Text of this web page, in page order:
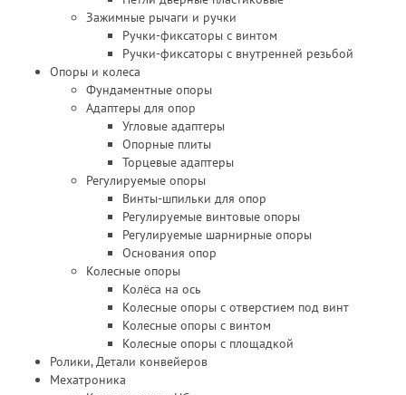
Зажимные рычаги и ручки
Ручки-фиксаторы c винтом
Ручки-фиксаторы c внутренней резьбой
Опоры и колеса
Фундаментные опоры
Адаптеры для опор
Угловые адаптеры
Опорные плиты
Торцевые адаптеры
Регулируемые опоры
Винты-шпильки для опор
Регулируемые винтовые опоры
Регулируемые шарнирные опоры
Основания опор
Колесные опоры
Колёса на ось
Колесные опоры с отверстием под винт
Колесные опоры с винтом
Колесные опоры с площадкой
Ролики, Детали конвейеров
Мехатроника